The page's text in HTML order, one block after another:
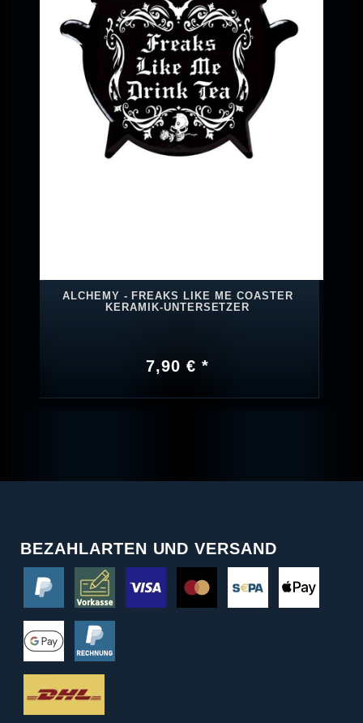
ALCHEMY - FREAKS LIKE ME COASTER
KERAMIK-UNTERSETZER
7,90 € *
BEZAHLARTEN UND VERSAND